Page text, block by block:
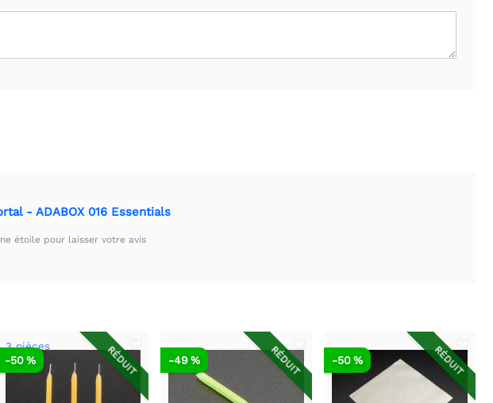
- ADABOX 016 Essentials
étoile pour laisser votre avis
RÉDUIT
3 pièces
-50 % RÉDUIT
-49 % RÉDUIT
-50 %